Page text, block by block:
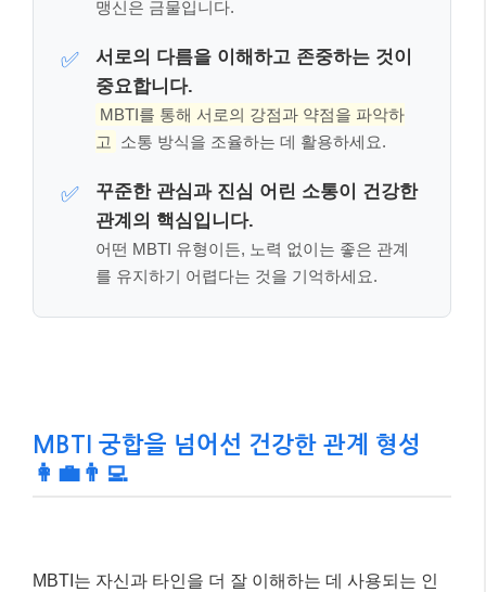
맹신은 금물입니다.
✅
서로의 다름을 이해하고 존중하는 것이
중요합니다.
MBTI를 통해 서로의 강점과 약점을 파악하
고
소통 방식을 조율하는 데 활용하세요.
✅
꾸준한 관심과 진심 어린 소통이 건강한
관계의 핵심입니다.
어떤 MBTI 유형이든, 노력 없이는 좋은 관계
를 유지하기 어렵다는 것을 기억하세요.
MBTI 궁합을 넘어선 건강한 관계 형성
👩‍💼👨‍💻
MBTI는 자신과 타인을 더 잘 이해하는 데 사용되는 인